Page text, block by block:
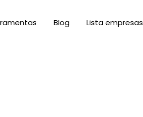
Blog Lista empresas